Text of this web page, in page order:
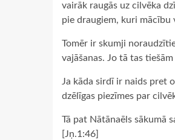
vairāk raugās uz cilvēka
pie draugiem, kuri mācību
Tomēr ir skumji
vajāšanas. Jo tā tas tiešām
Ja kāda sirdī ir naids pret
dzēlīgas piezīmes par
Tā pat Nātānaēls sākumā
[Jņ.1:46]